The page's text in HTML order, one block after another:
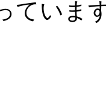
ていま